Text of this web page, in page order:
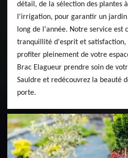
détail, de la sélection des plantes
l'irrigation, pour garantir un
long de l'année. Notre service est
tranquillité d'esprit et satisfaction,
profiter pleinement de votre
Brac Elagueur prendre soin de
Sauldre et redécouvrez la beauté
porte.